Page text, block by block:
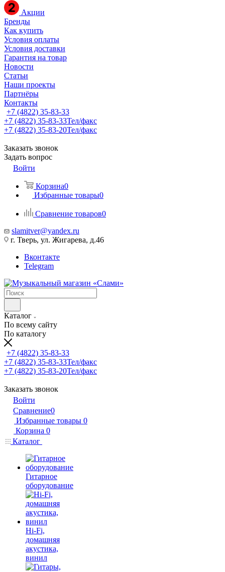
Акции
Бренды
Как купить
Условия оплаты
Условия доставки
Гарантия на товар
Новости
Статьи
Наши проекты
Партнёры
Контакты
+7 (4822) 35-83-33
+7 (4822) 35-83-33Тел/факс
+7 (4822) 35-83-20Тел/факс
Заказать звонок
Задать вопрос
Войти
Корзина0
Избранные товары0
Сравнение товаров0
slamitver@yandex.ru
г. Тверь, ул. Жигарева, д.46
Вконтакте
Telegram
Каталог
По всему сайту
По каталогу
+7 (4822) 35-83-33
+7 (4822) 35-83-33Тел/факс
+7 (4822) 35-83-20Тел/факс
Заказать звонок
Войти
Сравнение0
Избранные товары 0
Корзина 0
Каталог
Гитарное
оборудование
Hi-Fi,
домашняя
акустика,
винил